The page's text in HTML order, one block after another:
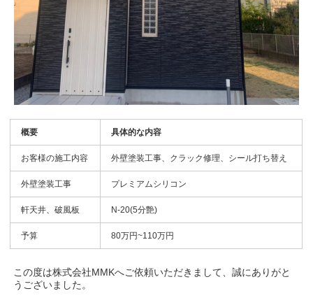
概要 具体的な内容
お客様の施工内容 外壁塗装工事、クラック修理、シール打ち替え
外壁塗装工事 プレミアムシリコン
軒天井、破風板 N-20(5分艶)
予算 80万円~110万円
この度は株式会社MMKへご依頼いただきまして、誠にありがと
うございました。